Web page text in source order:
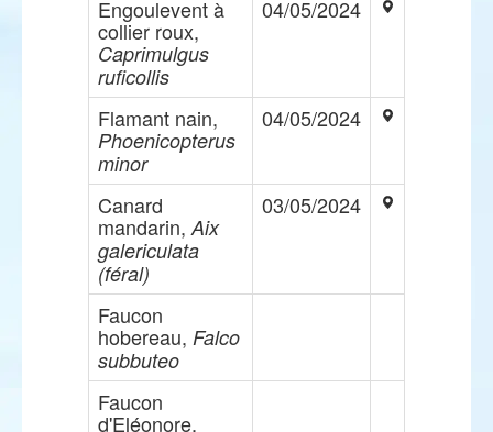
Engoulevent à
collier roux,
Caprimulgus
ruficollis
04/05/2024
Flamant nain,
Phoenicopterus
minor
04/05/2024
Canard
mandarin, Aix
galericulata
(féral)
03/05/2024
Faucon
hobereau, Falco
subbuteo
Faucon
d'Eléonore,